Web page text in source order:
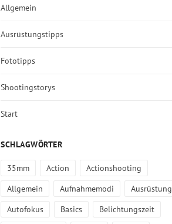
Allgemein
Ausrüstungstipps
Fototipps
Shootingstorys
Start
SCHLAGWÖRTER
35mm Action
Actionshooting
Allgemein
Aufnahmemodi
Ausrüstung
Autofokus
Basics
Belichtungszeit